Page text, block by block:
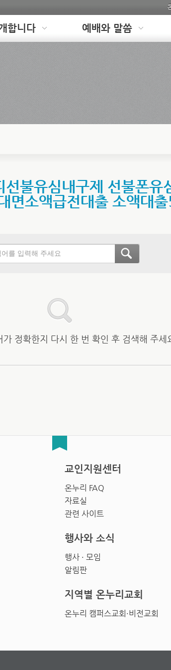
합니다 예배와 말씀
불유심내구제 선불폰유
면소액급전대출 소액대
가 정확한지 다시 한 번 확인 후 검색해 주세
교인지원센터
온누리 FAQ
자료실
관련 사이트
행사와 소식
행사 · 모임
알림판
지역별 온누리교회
온누리 캠퍼스교회·비전교회